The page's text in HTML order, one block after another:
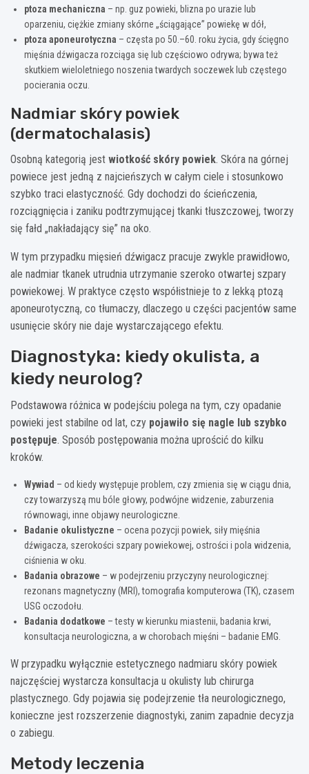
ptoza mechaniczna – np. guz powieki, blizna po urazie lub
oparzeniu, ciężkie zmiany skórne „ściągające” powiekę w dół,
ptoza aponeurotyczna – częsta po 50.–60. roku życia, gdy ścięgno
mięśnia dźwigacza rozciąga się lub częściowo odrywa; bywa też
skutkiem wieloletniego noszenia twardych soczewek lub częstego
pocierania oczu.
Nadmiar skóry powiek
(dermatochalasis)
Osobną kategorią jest wiotkość skóry powiek. Skóra na górnej
powiece jest jedną z najcieńszych w całym ciele i stosunkowo
szybko traci elastyczność. Gdy dochodzi do ścieńczenia,
rozciągnięcia i zaniku podtrzymującej tkanki tłuszczowej, tworzy
się fałd „nakładający się” na oko.
W tym przypadku mięsień dźwigacz pracuje zwykle prawidłowo,
ale nadmiar tkanek utrudnia utrzymanie szeroko otwartej szpary
powiekowej. W praktyce często współistnieje to z lekką ptozą
aponeurotyczną, co tłumaczy, dlaczego u części pacjentów same
usunięcie skóry nie daje wystarczającego efektu.
Diagnostyka: kiedy okulista, a
kiedy neurolog?
Podstawowa różnica w podejściu polega na tym, czy opadanie
powieki jest stabilne od lat, czy pojawiło się nagle lub szybko
postępuje. Sposób postępowania można uprościć do kilku
kroków.
Wywiad – od kiedy występuje problem, czy zmienia się w ciągu dnia,
czy towarzyszą mu bóle głowy, podwójne widzenie, zaburzenia
równowagi, inne objawy neurologiczne.
Badanie okulistyczne – ocena pozycji powiek, siły mięśnia
dźwigacza, szerokości szpary powiekowej, ostrości i pola widzenia,
ciśnienia w oku.
Badania obrazowe – w podejrzeniu przyczyny neurologicznej:
rezonans magnetyczny (MRI), tomografia komputerowa (TK), czasem
USG oczodołu.
Badania dodatkowe – testy w kierunku miastenii, badania krwi,
konsultacja neurologiczna, a w chorobach mięśni – badanie EMG.
W przypadku wyłącznie estetycznego nadmiaru skóry powiek
najczęściej wystarcza konsultacja u okulisty lub chirurga
plastycznego. Gdy pojawia się podejrzenie tła neurologicznego,
konieczne jest rozszerzenie diagnostyki, zanim zapadnie decyzja
o zabiegu.
Metody leczenia